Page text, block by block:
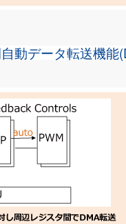
動データ転送機能